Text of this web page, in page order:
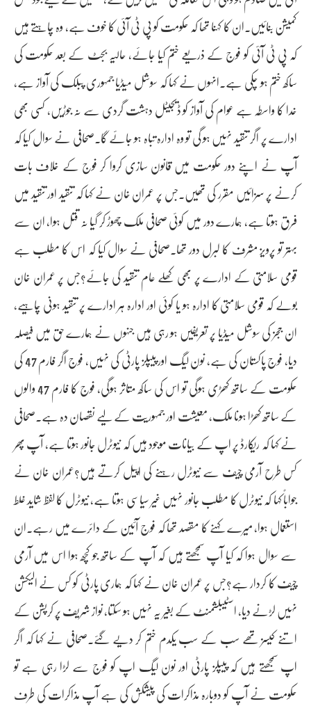
کمیشن بنائیں۔ان کا کہنا تھا کہ حکومت کو پی ٹی آئی کا خوف ہے، وہ چاہتے ہیں
کہ پی ٹی آئی کو فوج کے ذریعے ختم کیا جائے، حالیہ بجٹ کے بعد حکومت کی
ساکھ ختم ہو چکی ہے۔انہوں نے کہا کہ سوشل میڈیا جمہوری پبلک کی آواز ہے،
خدا کا واسطہ ہے عوام کی آواز کو ڈیجیٹل دہشت گردی سے نہ جوڑیں، کسی بھی
ادارے پر اگر تنقید نہیں ہو گی تو وہ ادارہ تباہ ہو جائے گا۔صحافی نے سوال کیا کہ
آپ نے اپنے دور حکومت میں قانون سازی کروا کر فوج کے خلاف بات
کرنے پر سزائیں مقرر کی تھیں۔جس پر عمران خان نے کہا کہ تنقید اور تنقید میں
فرق ہوتا ہے، ہمارے دور میں کوئی صحافی ملک چھوڑ کر گیا نہ قتل ہوا، ان سے
بہتر تو پرویز مشرف کا لبرل دور تھا۔صحافی نے سوال کیا کہ اس کا مطلب ہے
قومی سلامتی کے ادارے پر بھی کھلے عام تنقید کی جائے؟جس پر عمران خان
بولے کہ قومی سلامتی کا ادارہ ہو یا کوئی اور ادارہ ہر ادارے پر تنقید ہونی چاہیے،
ان ججز کی سوشل میڈیا پر تعریفیں ہو رہی ہیں جنہوں نے ہمارے حق میں فیصلہ
دیا، فوج پاکستان کی ہے، نون لیگ اور پیپلز پارٹی کی نہیں، فوج اگر فارم 47 کی
حکومت کے ساتھ کھڑی ہوگی تو اس کی ساکھ متاثر ہوگی، فوج کا فارم 47 والوں
کے ساتھ کھڑا ہونا ملک، معیشت اور جمہوریت کے لیے نقصان دہ ہے۔صحافی
نے کہا کہ ریکارڈ پر اپ کے بیانات موجود ہیں کہ نیوٹرل جانور ہوتا ہے، آپ پھر
کس طرح آرمی چیف سے نیوٹرل رہنے کی اپیل کرتے ہیں؟عمران خان نے
جواباً کہا کہ نیوٹرل کا مطلب جانور نہیں غیر سیاسی ہوتا ہے، نیوٹرل کا لفظ شاید غلط
استعمال ہوا، میرے کہنے کا مقصد تھا کہ فوج آئین کے دائرے میں رہے۔ان
سے سوال ہوا کہ کیا آپ سمجھتے ہیں کہ آپ کے ساتھ جو کچھ ہوا اس میں آرمی
چیف کا کردار ہے؟جس پر عمران خان نے کہا کہ ہماری پارٹی کو کس نے الیکشن
نہیں لڑنے دیا، اسٹیبلشمنٹ کے بغیر یہ نہیں ہو سکتا، نواز شریف پر کرپشن کے
اتنے کیسز تھے سب کے سب یکدم ختم کر دیے گئے۔صحافی نے کہا کہ اگر
اپ سمجھتے ہیں کہ پیپلز پارٹی اور نون لیگ اپ کو فوج سے لڑا رہی ہے تو
حکومت نے آپ کو دوبارہ مذاکرات کی پیشکش کی ہے آپ مذاکرات کی طرف